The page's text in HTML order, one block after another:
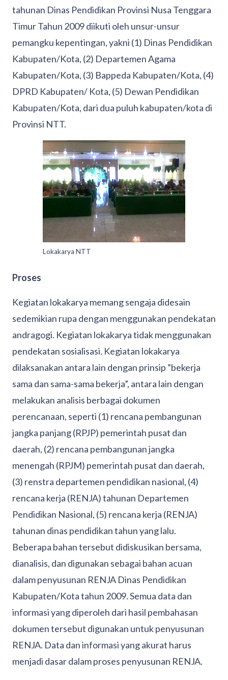
tahunan Dinas Pendidikan Provinsi Nusa Tenggara
Timur Tahun 2009 diikuti oleh unsur-unsur
pemangku kepentingan, yakni (1) Dinas Pendidikan
Kabupaten/Kota, (2) Departemen Agama
Kabupaten/Kota, (3) Bappeda Kabupaten/Kota, (4)
DPRD Kabupaten/ Kota, (5) Dewan Pendidikan
Kabupaten/Kota, dari dua puluh kabupaten/kota di
Provinsi NTT.
Lokakarya NTT
Proses
Kegiatan lokakarya memang sengaja didesain
sedemikian rupa dengan menggunakan pendekatan
andragogi. Kegiatan lokakarya tidak menggunakan
pendekatan sosialisasi. Kegiatan lokakarya
dilaksanakan antara lain dengan prinsip ”bekerja
sama dan sama-sama bekerja”, antara lain dengan
melakukan analisis berbagai dokumen
perencanaan, seperti (1) rencana pembangunan
jangka panjang (RPJP) pemerintah pusat dan
daerah, (2) rencana pembangunan jangka
menengah (RPJM) pemerintah pusat dan daerah,
(3) renstra departemen pendidikan nasional, (4)
rencana kerja (RENJA) tahunan Departemen
Pendidikan Nasional, (5) rencana kerja (RENJA)
tahunan dinas pendidikan tahun yang lalu.
Beberapa bahan tersebut didiskusikan bersama,
dianalisis, dan digunakan sebagai bahan acuan
dalam penyusunan RENJA Dinas Pendidikan
Kabupaten/Kota tahun 2009. Semua data dan
informasi yang diperoleh dari hasil pembahasan
dokumen tersebut digunakan untuk penyusunan
RENJA. Data dan informasi yang akurat harus
menjadi dasar dalam proses penyusunan RENJA.